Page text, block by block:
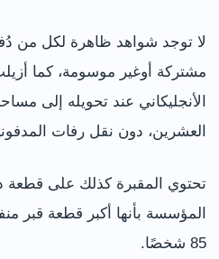
لا توجد شواهد ظاهرة لكل من
مشتركة أوغير موسومة، كما
الأنجليكاني عند تحويله إلى
العشرين، دون نقل رفات
تحتوي المقبرة كذلك على قطعة
المؤسسة بأنها أكبر قطعة قبر
85 شخصًا.